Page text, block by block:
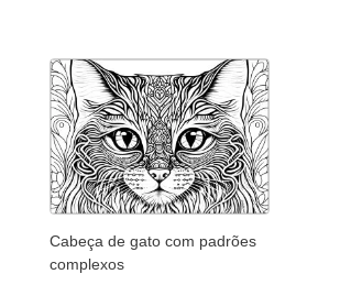
Cabeça de gato com padrões
complexos